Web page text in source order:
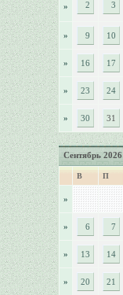
» 2 3
» 9 10
» 16 17
» 23 24
» 30 31
Сентябрь 2026
В П
»
» 6 7
» 13 14
» 20 21